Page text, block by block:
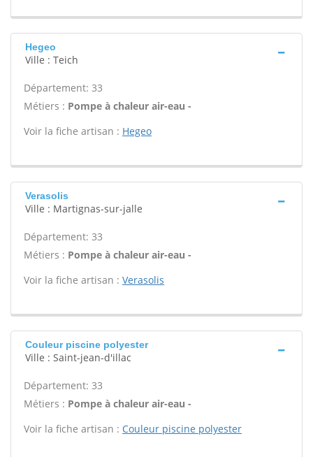
Hegeo
Ville : Teich
Département: 33
Métiers : Pompe à chaleur air-eau -
Voir la fiche artisan : Hegeo
Verasolis
Ville : Martignas-sur-jalle
Département: 33
Métiers : Pompe à chaleur air-eau -
Voir la fiche artisan : Verasolis
Couleur piscine polyester
Ville : Saint-jean-d'illac
Département: 33
Métiers : Pompe à chaleur air-eau -
Voir la fiche artisan : Couleur piscine polyester